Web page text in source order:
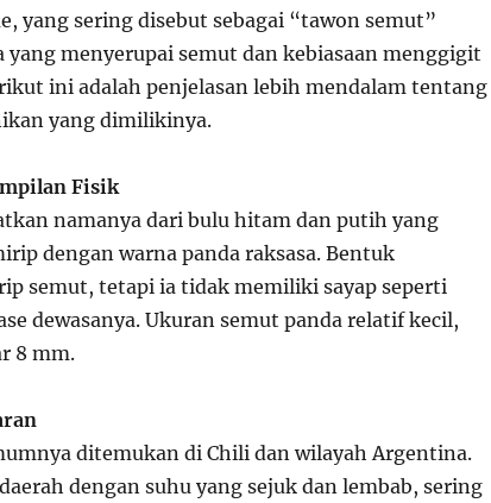
yang sering disebut sebagai “tawon semut”
yang menyerupai semut dan kebiasaan menggigit
ini adalah penjelasan lebih mendalam tentang
yang dimilikinya.
Fisik
namanya dari bulu hitam dan putih yang
dengan warna panda raksasa. Bentuk
semut, tetapi ia tidak memiliki sayap seperti
dewasanya. Ukuran semut panda relatif kecil,
8 mm.
ditemukan di Chili dan wilayah Argentina.
dengan suhu yang sejuk dan lembab, sering